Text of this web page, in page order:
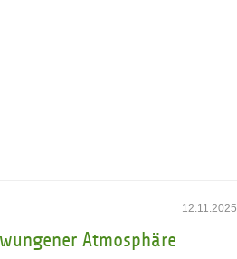
12.11.2025
Atmosphäre